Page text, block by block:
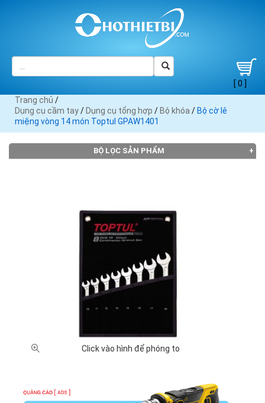
[ 0 ]
Trang chủ /
Dụng cụ cầm tay/ Dụng cụ tổng hợp / Bộ khóa / Bộ cờ lê
miệng vòng 14 món Toptul GPAW1401
BỘ LỌC SẢN PHẨM
Click vào hình để phóng to